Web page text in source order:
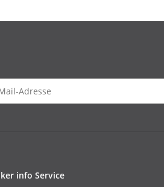
info Service